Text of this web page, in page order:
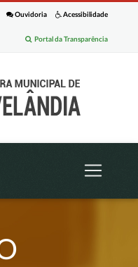
Acessibilidade
Ouvidoria
Portal da Transparência